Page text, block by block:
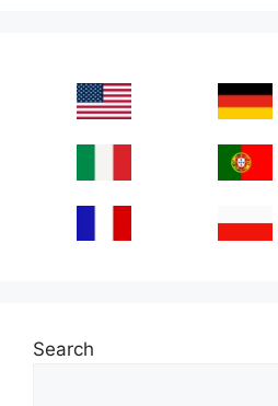
Search